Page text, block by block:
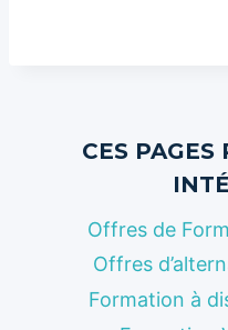
CES
Offres de
Offres
Formation à